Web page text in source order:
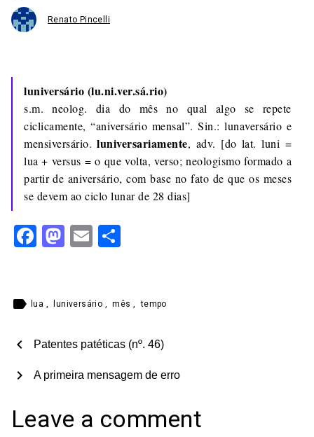
Renato Pincelli
luniversário (lu.ni.ver.sá.rio)
s.m. neolog. dia do mês no qual algo se repete
ciclicamente, “aniversário mensal”. Sin.: lunaversário e
mensiversário.luniversariamente, adv. [do lat. luni =
lua + versus = o que volta, verso; neologismo formado a
partir de aniversário, com base no fato de que os meses
se devem ao ciclo lunar de 28 dias]
Facebook
Mastodon
Email
label lua , luniversário , mês, tempo
chevron_left Patentes patéticas (nº. 46)
A primeira mensagem de erro
chevron_right
Leave a comment